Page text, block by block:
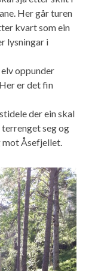
Her går turen
kvart som ein
lysningar i
oppunder
er det fin
der ein skal
seg og
mot Åsefjellet.